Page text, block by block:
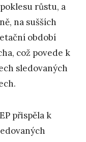
růstu, a
na sušších
období
což povede k
sledovaných
přispěla k